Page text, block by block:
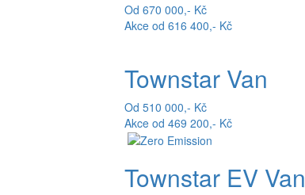
Od 670 000,- Kč
Akce od 616 400,- Kč
Townstar Van
Od 510 000,- Kč
Akce od 469 200,- Kč
Townstar EV Van